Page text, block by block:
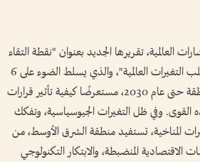
العالمية، تقريرها الجديد بعنوان "نقطة التقاء
محورية: الشرق الأوسط في قلب التغيرات العالمية"، والذي يسلط الضوء على 6
قوى تغيير عالمية تؤثر على المنطقة حتى عام 2030، مستعرضًا كيفية تأثير قرارات
القوى. وفي ظل التغيرات الجيوسياسية، وتفكك
المناخية، تستفيد منطقة الشرق الأوسط، من
الاقتصادية المنضبطة، والابتكار التكنولوجي